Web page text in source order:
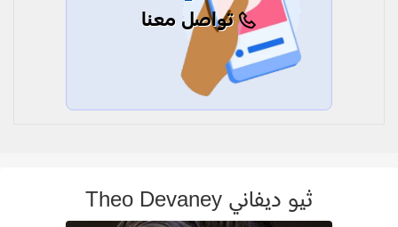
تواصل معنا
ثيو ديفاني Theo Devaney